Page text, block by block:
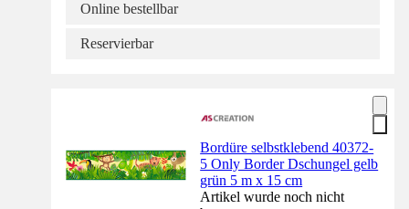
Online bestellbar
Reservierbar
Bordüre selbstklebend 40372-
5 Only Border Dschungel gelb
grün 5 m x 15 cm
Artikel wurde noch nicht